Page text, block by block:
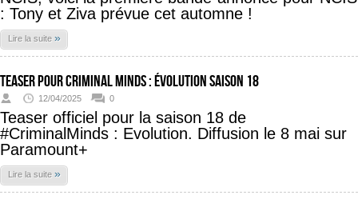
: Tony et Ziva prévue cet automne !
Lire la suite »
Teaser pour Criminal Minds : Évolution saison 18
12/04/2025 0
Teaser officiel pour la saison 18 de
#CriminalMinds : Evolution. Diffusion le 8 mai sur
Paramount+
Lire la suite »